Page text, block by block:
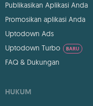
Publikasikan Aplikasi Anda
Promosikan aplikasi Anda
Uptodown Ads
Uptodown Turbo
BARU
FAQ & Dukungan
HUKUM